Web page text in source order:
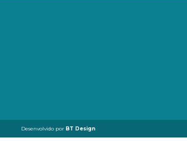
Desenvolvido por BT Design